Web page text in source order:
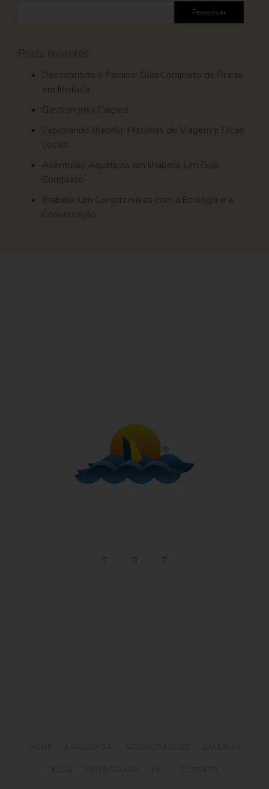
Pesquisar
por:
Descobrindo o Paraíso: Guia Completo de Praias
em Ilhabela
Gastronomia Caiçara
Explorando Ilhabela: Histórias de Viagem e Dicas
Locais
Aventuras Aquáticas em Ilhabela: Um Guia
Completo
Ilhabela: Um Compromisso com a Ecologia e a
Conservação